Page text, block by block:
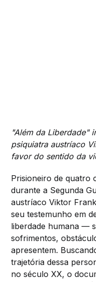
"Além da Liberdade"
psiquiatra austríaco
favor do sentido da
Prisioneiro de quatro
durante a Segunda
austríaco Viktor
seu testemunho em
liberdade humana —
sofrimentos,
apresentem.
trajetória dessa
no século XX, o